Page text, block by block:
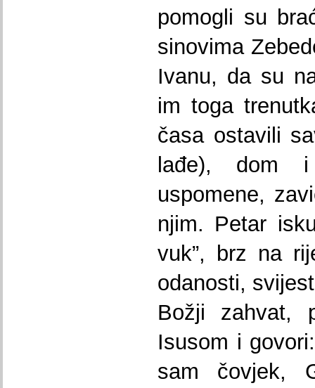
pomogli su
sinovima
Ivanu, da su
im toga
časa ostavili
lađe), dom
uspomene,
njim. Petar
vuk”, brz na
odanosti,
Božji zahvat,
Isusom i
sam čovjek,